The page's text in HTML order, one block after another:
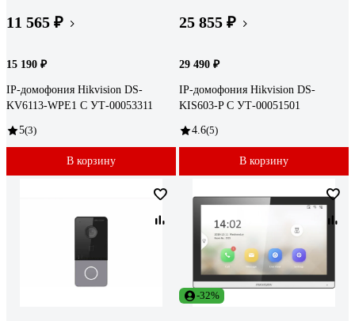
11 565 ₽
15 190 ₽
IP-домофония Hikvision DS-
KV6113-WPE1 C УТ-00053311
5(3)
В корзину
25 855 ₽
29 490 ₽
IP-домофония Hikvision DS-
KIS603-P C УТ-00051501
4.6(5)
В корзину
-32%